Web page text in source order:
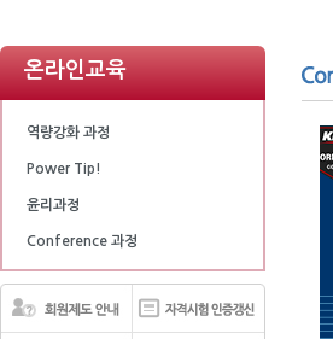
온라인교육
역량강화 과정
Power Tip!
윤리과정
Conference 과정